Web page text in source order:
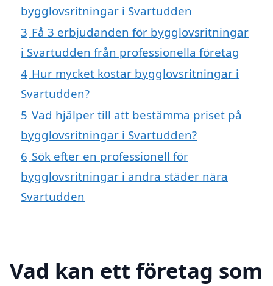
bygglovsritningar i Svartudden
3 Få 3 erbjudanden för bygglovsritningar
i Svartudden från professionella företag
4 Hur mycket kostar bygglovsritningar i
Svartudden?
5 Vad hjälper till att bestämma priset på
bygglovsritningar i Svartudden?
6 Sök efter en professionell för
bygglovsritningar i andra städer nära
Svartudden
Vad kan ett företag som